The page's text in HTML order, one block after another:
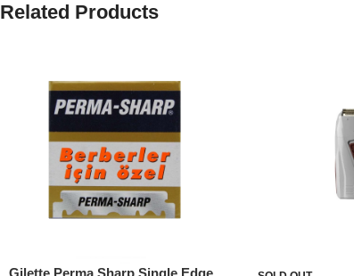
Related Products
Gilette Perma Sharp Single Edge